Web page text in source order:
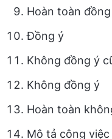
Hoàn toàn
Đồng ý
Không đồng ý
Không đồng ý
Hoàn toàn
Mô tả công